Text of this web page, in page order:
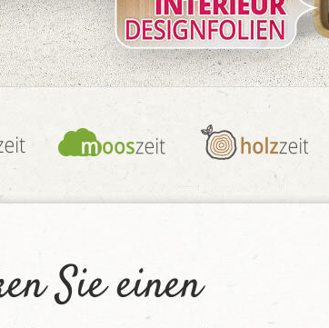
Sie einen